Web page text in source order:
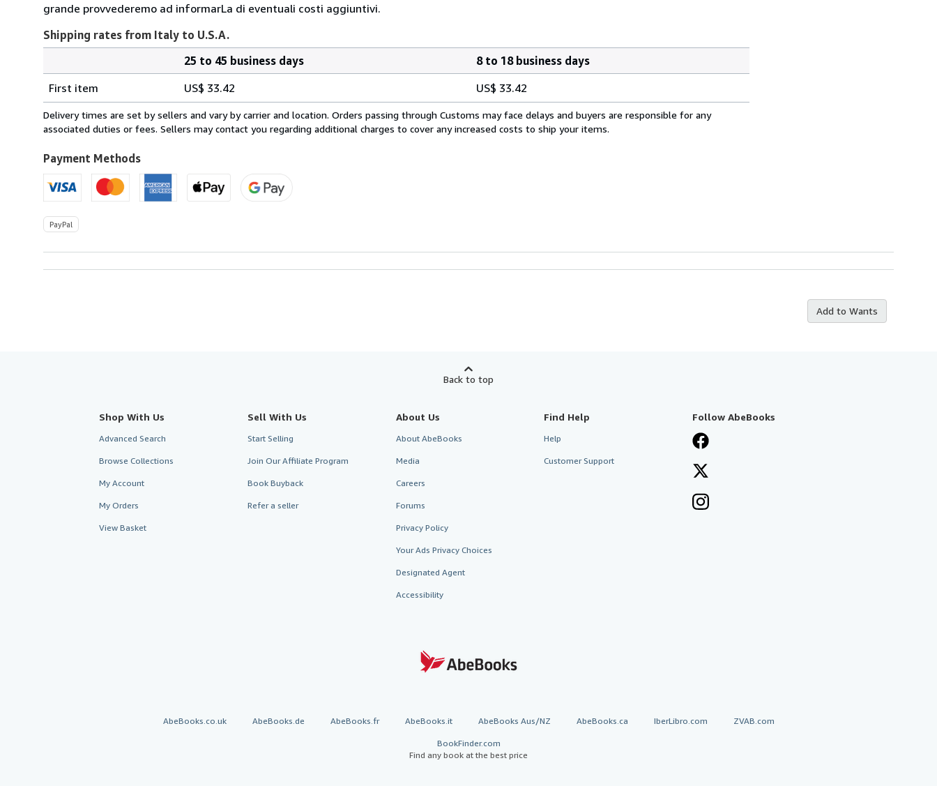
grande provvederemo ad informarLa di eventuali costi aggiuntivi.
Shipping rates from Italy to U.S.A.
rates
from
Italy
U.S.A.
25 to 45 business days
8 to 18 business days
First item
US$ 33.42 US$ 33.42
Delivery times are set by sellers and vary by carrier and location. Orders passing through Customs may face delays and buyers are responsible for any
associated duties or fees. Sellers may contact you regarding additional charges to cover any increased costs to ship your items.
Payment Methods
PayPal
Add to Wants
Back to top
Shop With Us
Advanced Search
Browse Collections
My Account
My Orders
View Basket
Sell With Us
Start Selling
Join Our Affiliate Program
Book Buyback
Refer a seller
About Us
About AbeBooks
Media
Careers
Forums
Privacy Policy
Your Ads Privacy Choices
Designated Agent
Accessibility
Find Help
Help
Customer Support
Follow AbeBooks
AbeBooks.co.uk AbeBooks.de AbeBooks.fr AbeBooks.it AbeBooks Aus/NZ AbeBooks.ca IberLibro.com ZVAB.com
BookFinder.com
Find any book at the best price